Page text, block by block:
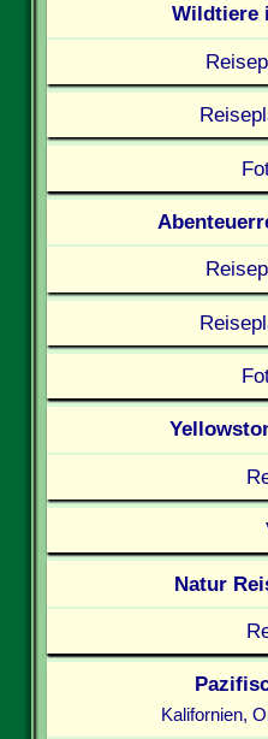
Wildtiere
Natur
Kalifornien,